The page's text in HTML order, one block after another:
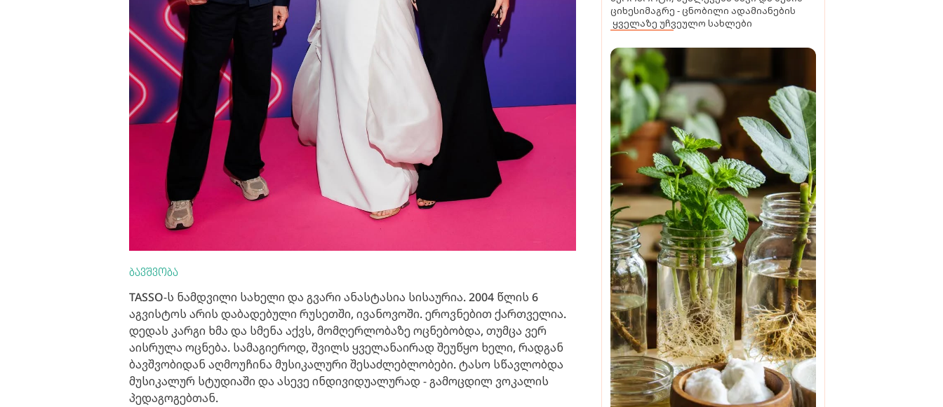
ბავშვობა
TASSO-ს ნამდვილი სახელი და გვარი ანასტასია სისაურია. 2004 წლის 6
აგვისტოს არის დაბადებული რუსეთში, ივანოვოში. ეროვნებით ქართველია.
დედას კარგი ხმა და სმენა აქვს, მომღერლობაზე ოცნებობდა, თუმცა ვერ
აისრულა ოცნება. სამაგიეროდ, შვილს ყველანაირად შეუწყო ხელი, რადგან
ბავშვობიდან აღმოუჩინა მუსიკალური შესაძლებლობები. ტასო სწავლობდა
მუსიკალურ სტუდიაში და ასევე ინდივიდუალურად - გამოცდილ ვოკალის
პედაგოგებთან.
ციხესიმაგრე - ცნობილი ადამიანების
ყველაზე უჩვეულო სახლები